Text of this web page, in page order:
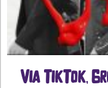
Via TikTok,